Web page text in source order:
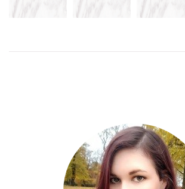
LÄS
MER
LÄS
MER